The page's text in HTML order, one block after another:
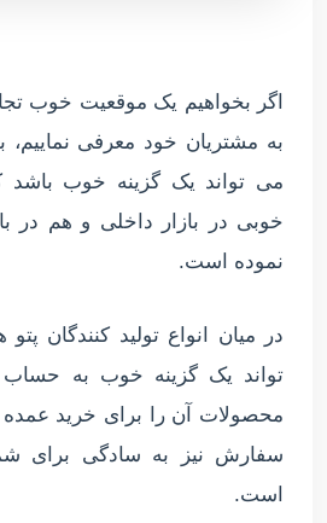
اگر بخواهیم یک موقعیت خوب
به مشتریان خود معرفی نماییم،
می تواند یک گزینه خوب
خوبی در بازار داخلی و هم در
نموده است.
در میان انواع تولید کنندگان
تواند یک گزینه خوب به حساب
محصولات آن را برای خرید عمده
سفارش نیز به سادگی برای
است.